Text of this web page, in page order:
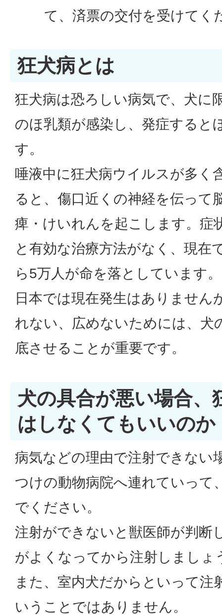
て、済票の交付を受けてく
狂犬病とは
狂犬病は恐ろしい病気で、犬に
のほ乳類が感染し、発症すると
す。
唾液中に狂犬病ウイルスが多く
ると、傷口近くの神経を伝って
痺・けいれんを起こします。症
と有効な治療方法がなく、現在
ら5万人が命を落としています。
日本では現在発生はありません
れない、広めないためには、犬
底させることが重要です。
犬の具合が悪い場合、
はしなくてもいいのか
病気などの理由で注射できない
つけの動物病院へ連れていって
でください。
注射ができないと獣医師が判断
がよくなってから注射しましょ
また、室内犬だからといって注
いうことではありません。